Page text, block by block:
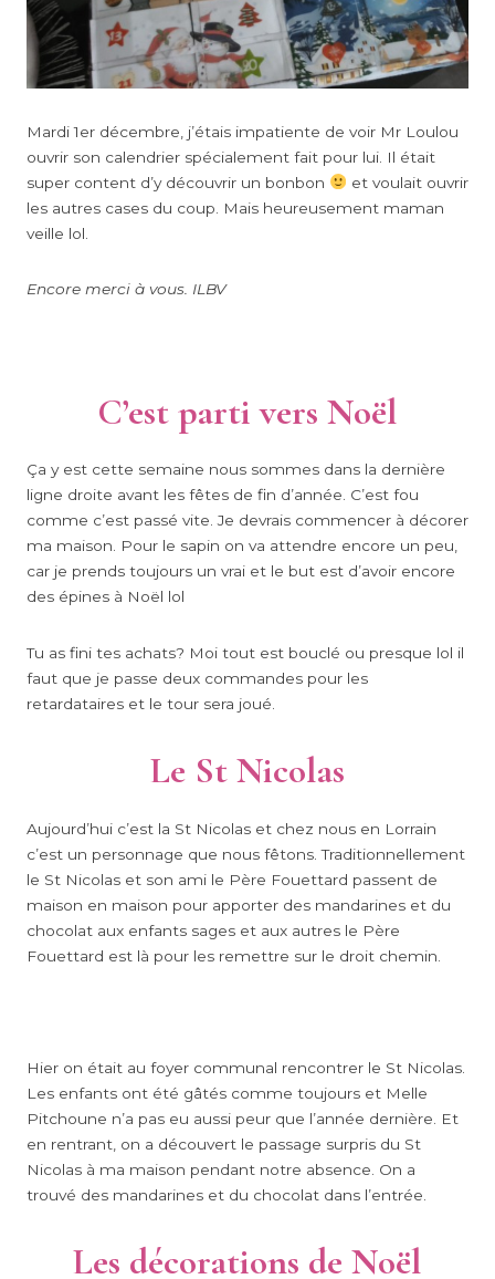
Mardi 1er décembre, j’étais impatiente de voir Mr Loulou
ouvrir son calendrier spécialement fait pour lui. Il était
super content d’y découvrir un bonbon
et voulait ouvrir
les autres cases du coup. Mais heureusement maman
veille lol.
Encore merci à vous. ILBV
C’est parti vers Noël
Ça y est cette semaine nous sommes dans la dernière
ligne droite avant les fêtes de fin d’année. C’est fou
comme c’est passé vite. Je devrais commencer à décorer
ma maison. Pour le sapin on va attendre encore un peu,
car je prends toujours un vrai et le but est d’avoir encore
des épines à Noël lol
Tu as fini tes achats? Moi tout est bouclé ou presque lol il
faut que je passe deux commandes pour les
retardataires et le tour sera joué.
Le St Nicolas
Aujourd’hui c’est la St Nicolas et chez nous en Lorrain
c’est un personnage que nous fêtons. Traditionnellement
le St Nicolas et son ami le Père Fouettard passent de
maison en maison pour apporter des mandarines et du
chocolat aux enfants sages et aux autres le Père
Fouettard est là pour les remettre sur le droit chemin.
Hier on était au foyer communal rencontrer le St Nicolas.
Les enfants ont été gâtés comme toujours et Melle
Pitchoune n’a pas eu aussi peur que l’année dernière. Et
en rentrant, on a découvert le passage surpris du St
Nicolas à ma maison pendant notre absence. On a
trouvé des mandarines et du chocolat dans l’entrée.
Les décorations de Noël